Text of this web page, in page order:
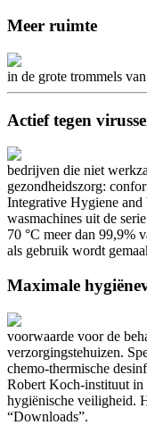
Meer ruimte
in de grote trommels
Actief tegen
bedrijven die niet
gezondheidszorg:
Integrative Hygiene
wasmachines uit de
70 °C meer dan 99,9%
als gebruik wordt
Maximale
voorwaarde voor de
verzorgingstehuizen.
chemo-thermische
Robert Koch-instituut in
hygiënische veiligheid.
“Downloads”.